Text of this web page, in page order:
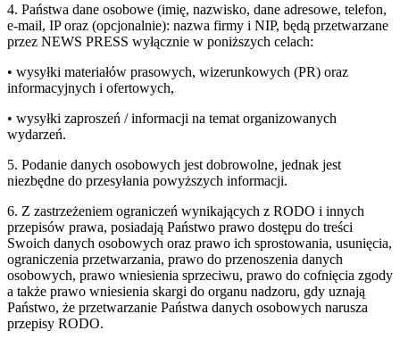
4. Państwa dane osobowe (imię, nazwisko, dane adresowe, telefon,
e-mail, IP oraz (opcjonalnie): nazwa firmy i NIP, będą przetwarzane
przez NEWS PRESS wyłącznie w poniższych celach:
• wysyłki materiałów prasowych, wizerunkowych (PR) oraz
informacyjnych i ofertowych,
• wysyłki zaproszeń / informacji na temat organizowanych
wydarzeń.
5. Podanie danych osobowych jest dobrowolne, jednak jest
niezbędne do przesyłania powyższych informacji.
6. Z zastrzeżeniem ograniczeń wynikających z RODO i innych
przepisów prawa, posiadają Państwo prawo dostępu do treści
Swoich danych osobowych oraz prawo ich sprostowania, usunięcia,
ograniczenia przetwarzania, prawo do przenoszenia danych
osobowych, prawo wniesienia sprzeciwu, prawo do cofnięcia zgody
a także prawo wniesienia skargi do organu nadzoru, gdy uznają
Państwo, że przetwarzanie Państwa danych osobowych narusza
przepisy RODO.